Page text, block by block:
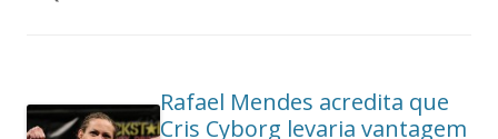
Rafael Mendes acredita que
Cris Cyborg levaria vantagem